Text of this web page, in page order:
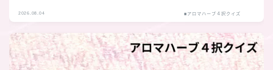
2026.08.04 ■アロマハーブ４択クイズ